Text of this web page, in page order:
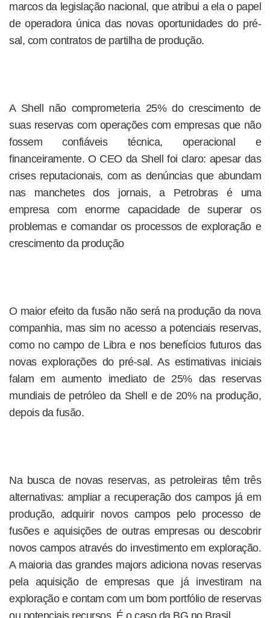
marcos da legislação nacional, que atribui a ela o papel
de operadora única das novas oportunidades do pré-
sal, com contratos de partilha de produção.
A Shell não comprometeria 25% do crescimento de
suas reservas com operações com empresas que não
fossem confiáveis técnica, operacional e
financeiramente. O CEO da Shell foi claro: apesar das
crises reputacionais, com as denúncias que abundam
nas manchetes dos jornais, a Petrobras é uma
empresa com enorme capacidade de superar os
problemas e comandar os processos de exploração e
crescimento da produção
O maior efeito da fusão não será na produção da nova
companhia, mas sim no acesso a potenciais reservas,
como no campo de Libra e nos benefícios futuros das
novas explorações do pré-sal. As estimativas iniciais
falam em aumento imediato de 25% das reservas
mundiais de petróleo da Shell e de 20% na produção,
depois da fusão.
Na busca de novas reservas, as petroleiras têm três
alternativas: ampliar a recuperação dos campos já em
produção, adquirir novos campos pelo processo de
fusões e aquisições de outras empresas ou descobrir
novos campos através do investimento em exploração.
A maioria das grandes majors adiciona novas reservas
pela aquisição de empresas que já investiram na
exploração e contam com um bom portfólio de reservas
ou potenciais recursos. É o caso da BG no Brasil